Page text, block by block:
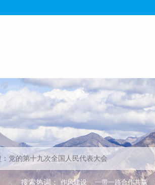
搜索热词： 作风建设 一带一路合作共赢